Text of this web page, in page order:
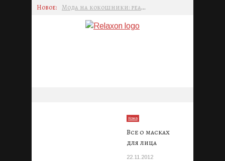
Новое:
Мода на кокошники: реакция брендов
Кожа
Все о масках
для лица
22.11.2012